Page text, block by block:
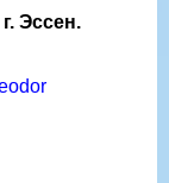
Эссен.